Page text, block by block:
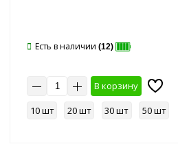
Есть в наличии (12)
В корзину
10 шт
20 шт 30 шт 50 шт